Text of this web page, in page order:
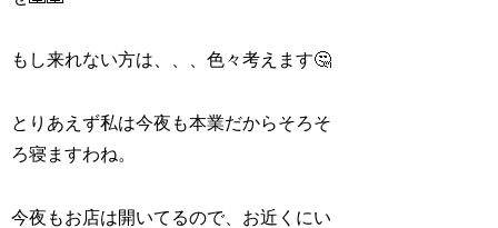
もし来れない方は、、、色々考えます🤔
とりあえず私は今夜も本業だからそろそ
ろ寝ますわね。
今夜もお店は開いてるので、お近くにい